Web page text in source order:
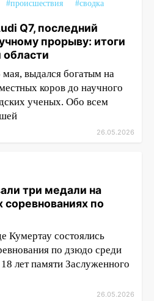
#происшествия
#сводка
Q7, последний
прорыву: итоги
области
выдался богатым на
коров до научного
ученых. Обо всем
26.05.2026
три медали на
по
Кумертау состоялись
по дзюдо среди
лет памяти Заслуженного
26.05.2026